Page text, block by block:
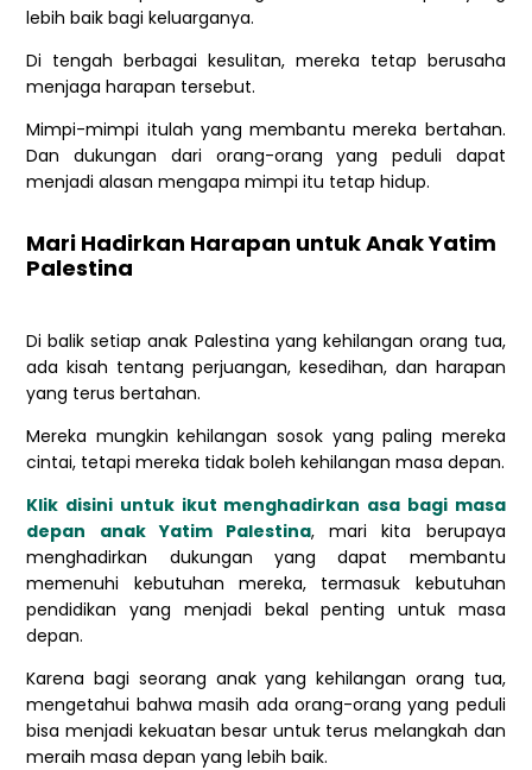
lebih baik bagi keluarganya.
Di tengah berbagai kesulitan, mereka tetap berusaha
menjaga harapan tersebut.
Mimpi-mimpi itulah yang membantu mereka bertahan.
Dan dukungan dari orang-orang yang peduli dapat
menjadi alasan mengapa mimpi itu tetap hidup.
Mari Hadirkan Harapan untuk Anak Yatim
Palestina
Di balik setiap anak Palestina yang kehilangan orang tua,
ada kisah tentang perjuangan, kesedihan, dan harapan
yang terus bertahan.
Mereka mungkin kehilangan sosok yang paling mereka
cintai, tetapi mereka tidak boleh kehilangan masa depan.
Klik disini untuk ikut menghadirkan asa bagi masa
depan anak Yatim Palestina, mari kita berupaya
menghadirkan dukungan yang dapat membantu
memenuhi kebutuhan mereka, termasuk kebutuhan
pendidikan yang menjadi bekal penting untuk masa
depan.
Karena bagi seorang anak yang kehilangan orang tua,
mengetahui bahwa masih ada orang-orang yang peduli
bisa menjadi kekuatan besar untuk terus melangkah dan
meraih masa depan yang lebih baik.